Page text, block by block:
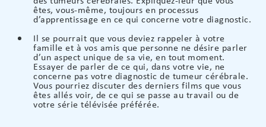
êtes, vous-même, toujours en processus
d’apprentissage en ce qui concerne votre diagnostic.
Il se pourrait que vous deviez rappeler à votre
famille et à vos amis que personne ne désire parler
d’un aspect unique de sa vie, en tout moment.
Essayer de parler de ce qui, dans votre vie, ne
concerne pas votre diagnostic de tumeur cérébrale.
Vous pourriez discuter des derniers films que vous
êtes allés voir, de ce qui se passe au travail ou de
votre série télévisée préférée.